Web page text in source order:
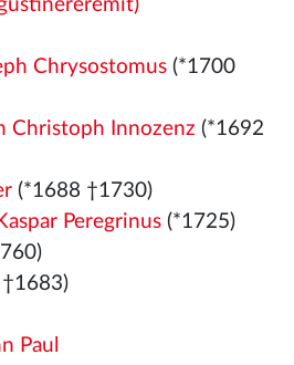
Chrysostomus(*1700
Christoph Innozenz (*1692
(*1688 †1730)
Peregrinus(*1725)
Paul